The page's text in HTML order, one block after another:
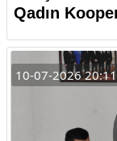
Qadın
10-07-2026 20:11